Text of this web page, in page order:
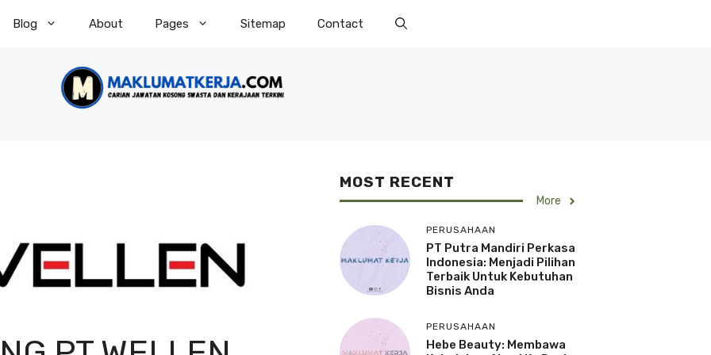
Blog About Pages Sitemap Contact
MOST RECENT
More
PERUSAHAAN
PT Putra Mandiri Perkasa
Indonesia: Menjadi Pilihan
Terbaik Untuk Kebutuhan
Bisnis Anda
PERUSAHAAN
Hebe Beauty: Membawa